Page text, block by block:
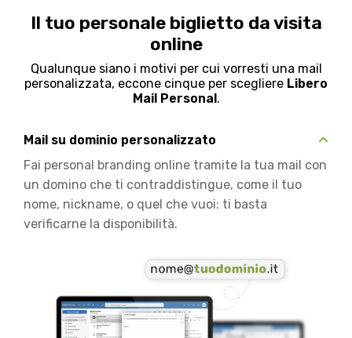
Il tuo personale biglietto da visita
online
Qualunque siano i motivi per cui vorresti una mail
personalizzata, eccone cinque per scegliere Libero
Mail Personal.
Mail su dominio personalizzato
Fai personal branding online tramite la tua mail con
un domino che ti contraddistingue, come il tuo
nome, nickname, o quel che vuoi: ti basta
verificarne la disponibilità.